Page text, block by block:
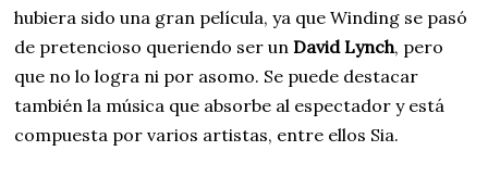
hubiera sido una gran película, ya que Winding se pasó
de pretencioso queriendo ser un David Lynch, pero
que no lo logra ni por asomo. Se puede destacar
también la música que absorbe al espectador y está
compuesta por varios artistas, entre ellos Sia.